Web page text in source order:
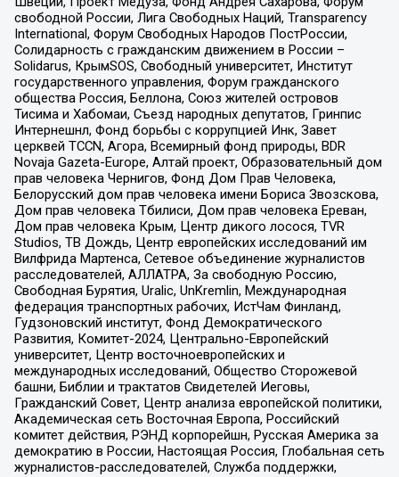
свободной России, Лига Свободных Наций, Transparеncy
International, Форум Свободных Народов ПостРоссии,
Солидарность с гражданским движением в России –
Solidarus, КрымSOS, Свободный университет, Институт
государственного управления, Форум гражданского
общества Россия, Беллона, Союз жителей островов
Тисима и Хабомаи, Съезд народных депутатов, Гринпис
Интернешнл, Фонд борьбы с коррупцией Инк, Завет
церквей TCCN, Агора, Всемирный фонд природы, BDR
Novaja Gazeta-Europe, Алтай проект, Образовательный дом
прав человека Чернигов, Фонд Дом Прав Человека,
Белорусский дом прав человека имени Бориса Звозскова,
Дом прав человека Тбилиси, Дом прав человека Ереван,
Дом прав человека Крым, Центр дикого лосося, TVR
Studios, ТВ Дождь, Центр европейских исследований им
Вилфрида Мартенса, Сетевое объединение журналистов
расследователей, АЛЛАТРА, За свободную Россию,
Свободная Бурятия, Uralic, UnKremlin, Международная
федерация транспортных рабочих, ИстЧам Финланд,
Гудзоновский институт, Фонд Демократического
Развития, Комитет-2024, Центрально-Европейский
университет, Центр восточноевропейских и
международных исследований, Общество Сторожевой
башни, Библии и трактатов Свидетелей Иеговы,
Гражданский Совет, Центр анализа европейской политики,
Академическая сеть Восточная Европа, Российский
комитет действия, РЭНД корпорейшн, Русская Америка за
демократию в России, Настоящая Россия, Глобальная сеть
журналистов-расследователей, Служба поддержки,